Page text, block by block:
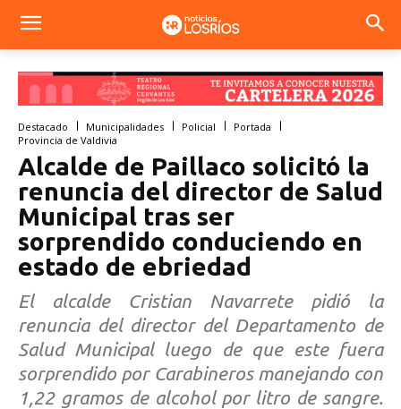
Destacado Municipalidades Policial
Portada
Provincia de Valdivia
Alcalde de Paillaco solicitó la
renuncia del director de Salud
Municipal tras ser
sorprendido conduciendo en
estado de ebriedad
El alcalde Cristian Navarrete pidió la
renuncia del director del Departamento de
Salud Municipal luego de que este fuera
sorprendido por Carabineros manejando con
1,22 gramos de alcohol por litro de sangre.